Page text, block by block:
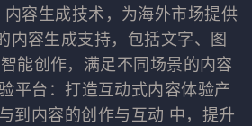
容生成技术，为海外市场提供
内容生成支持，包括文字、图
能创作，满足不同场景的内容
平台：打造互动式内容体验产
到内容的创作与互动 中，提升